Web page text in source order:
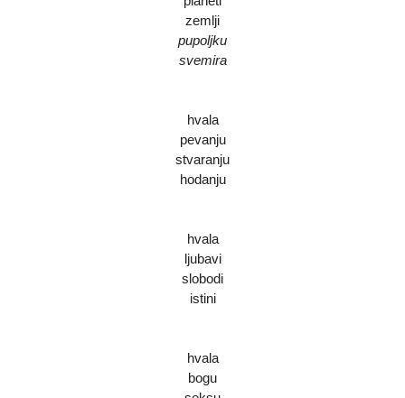
zemlji
pupoljku
svemira
hvala
pevanju
stvaranju
hodanju
hvala
ljubavi
slobodi
istini
hvala
bogu